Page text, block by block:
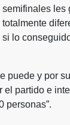
semifinales les
totalmente
si lo
puede y por
partido e
personas”.